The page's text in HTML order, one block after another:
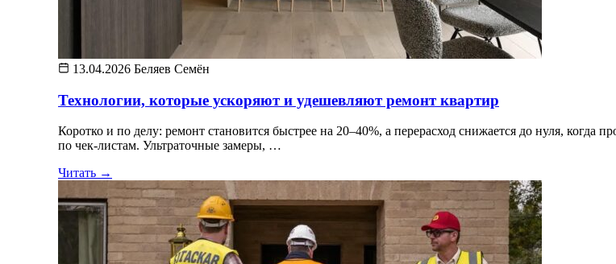
13.04.2026 Беляев Семён
Технологии, которые ускоряют и удешевляют ремонт квартир
Коротко и по делу: ремонт становится быстрее на 20–40%, а перерасход снижается до нуля, когда
по чек-листам. Ультраточные замеры, …
Читать →